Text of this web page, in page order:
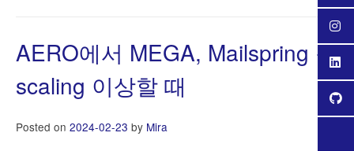
AERO에서 MEGA, Mailspring 창
scaling 이상할 때
Posted on 2024-02-23 by Mira